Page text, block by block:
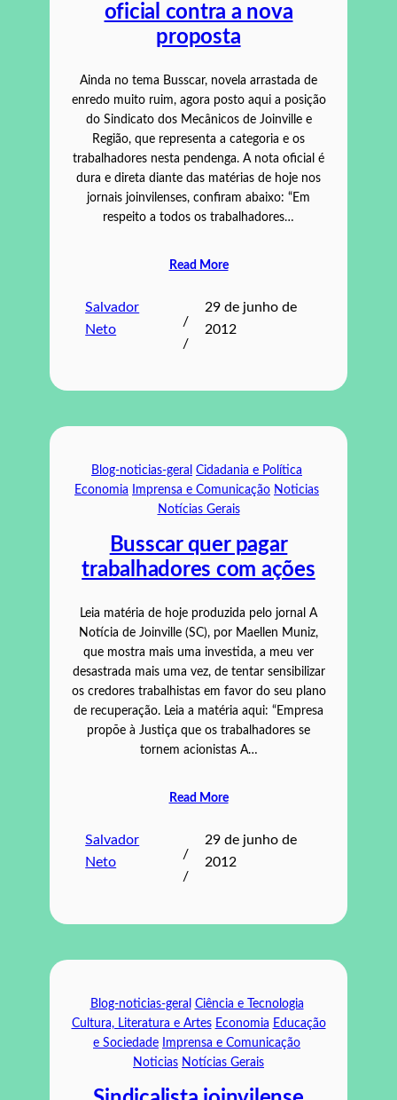
oficial contra a nova
proposta
Ainda no tema Busscar, novela arrastada de
enredo muito ruim, agora posto aqui a posição
do Sindicato dos Mecânicos de Joinville e
Região, que representa a categoria e os
trabalhadores nesta pendenga. A nota oficial é
dura e direta diante das matérias de hoje nos
jornais joinvilenses, confiram abaixo: “Em
respeito a todos os trabalhadores…
Read More
Salvador
Neto
/
/
29 de junho de
2012
Blog-noticias-geral Cidadania e Política
Economia
Imprensa e Comunicação Noticias
Notícias Gerais
Busscar quer pagar
trabalhadores com ações
Leia matéria de hoje produzida pelo jornal A
Notícia de Joinville (SC), por Maellen Muniz,
que mostra mais uma investida, a meu ver
desastrada mais uma vez, de tentar sensibilizar
os credores trabalhistas em favor do seu plano
de recuperação. Leia a matéria aqui: “Empresa
propõe à Justiça que os trabalhadores se
tornem acionistas A…
Read More
Salvador
Neto
/
/
29 de junho de
2012
Blog-noticias-geral Ciência e Tecnologia
Cultura, Literatura e Artes Economia Educação
e Sociedade
Imprensa e Comunicação
Noticias Notícias Gerais